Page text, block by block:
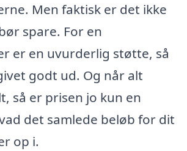
Men faktisk er det ikke
spare. For en
er en uvurderlig støtte, så
godt ud. Og når alt
så er prisen jo kun en
det samlede beløb for dit
op i.